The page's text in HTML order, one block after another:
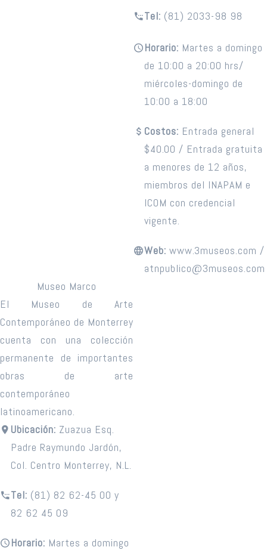
Tel: (81) 2033-98 98
Horario: Martes a domingo
de 10:00 a 20:00 hrs/
miércoles-domingo de
10:00 a 18:00
Costos: Entrada general
$40.00 / Entrada gratuita
a menores de 12 años,
miembros del INAPAM e
ICOM con credencial
vigente.
Web: www.3museos.com /
atnpublico@3museos.com
Museo Marco
El Museo de Arte
Contemporáneo de Monterrey
cuenta con una colección
permanente de importantes
obras de arte
contemporáneo
latinoamericano.
Ubicación: Zuazua Esq.
Padre Raymundo Jardón,
Col. Centro Monterrey, N.L.
Tel: (81) 82 62-45 00 y
82 62 45 09
Horario: Martes a domingo